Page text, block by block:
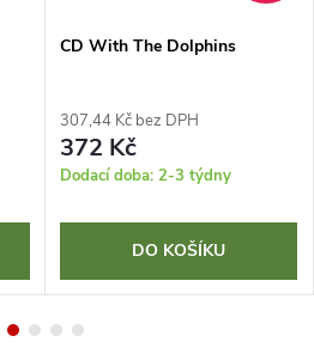
CD With The Dolphins
307,44 Kč bez DPH
372 Kč
Dodací doba: 2-3 týdny
DO KOŠÍKU